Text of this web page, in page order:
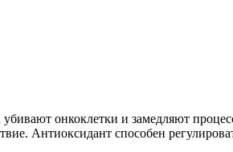
убивают онкоклетки и замедляют
Антиоксидант способен